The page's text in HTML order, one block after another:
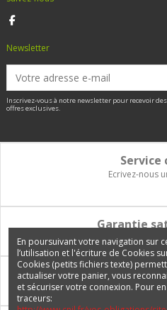
Newsletter
Inscrivez-vous à notre newsletter pour recevoir des
offres exclusives.
Service
Ecrivez-nous
Garantie
Vous disposez de 14 jours pour
Paiement
Carte bancaire, PayPal, 3 fois
En poursuivant votre navigation sur
l’utilisation et l'écriture de Cookies
Cookies (petits fichiers texte)
actualiser votre panier, vous
et sécuriser votre connexion. Pour
traceurs: